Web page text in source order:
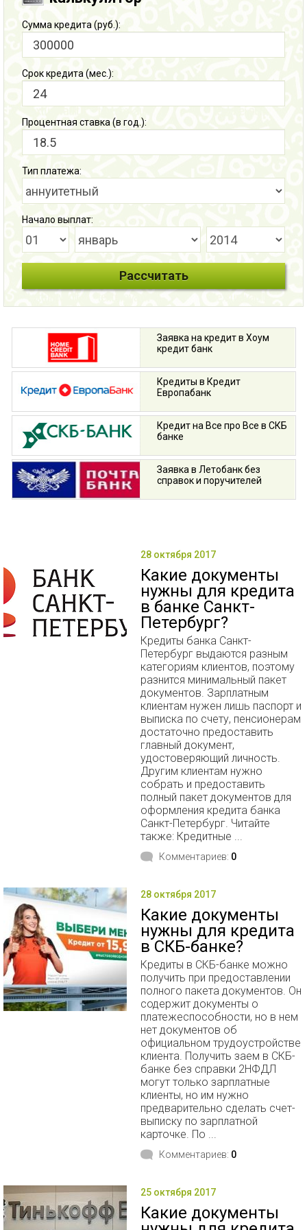
Сумма кредита (руб.):
Срок кредита (мес.):
Процентная ставка (в год.):
Тип платежа:
Начало выплат:
Заявка на кредит в Хоум
кредит банк
Кредиты в Кредит
Европабанк
Кредит на Все про Все в СКБ
банке
Заявка в Летобанк без
справок и поручителей
28 октября 2017
Какие документы
нужны для кредита
в банке Санкт-
Петербург?
Кредиты банка Санкт-
Петербург выдаются разным
категориям клиентов, поэтому
разнится минимальный пакет
документов. Зарплатным
клиентам нужен лишь паспорт и
выписка по счету, пенсионерам
достаточно предоставить
главный документ,
удостоверяющий личность.
Другим клиентам нужно
собрать и предоставить
полный пакет документов для
оформления кредита банка
Санкт-Петербург. Читайте
также: Кредитные ...
Комментариев: 0
28 октября 2017
Какие документы
нужны для кредита
в СКБ-банке?
Кредиты в СКБ-банке можно
получить при предоставлении
полного пакета документов. Он
содержит документы о
платежеспособности, но в нем
нет документов об
официальном трудоустройстве
клиента. Получить заем в СКБ-
банке без справки 2НФДЛ
могут только зарплатные
клиенты, но им нужно
предварительно сделать счет-
выписку по зарплатной
карточке. По ...
Комментариев: 0
25 октября 2017
Какие документы